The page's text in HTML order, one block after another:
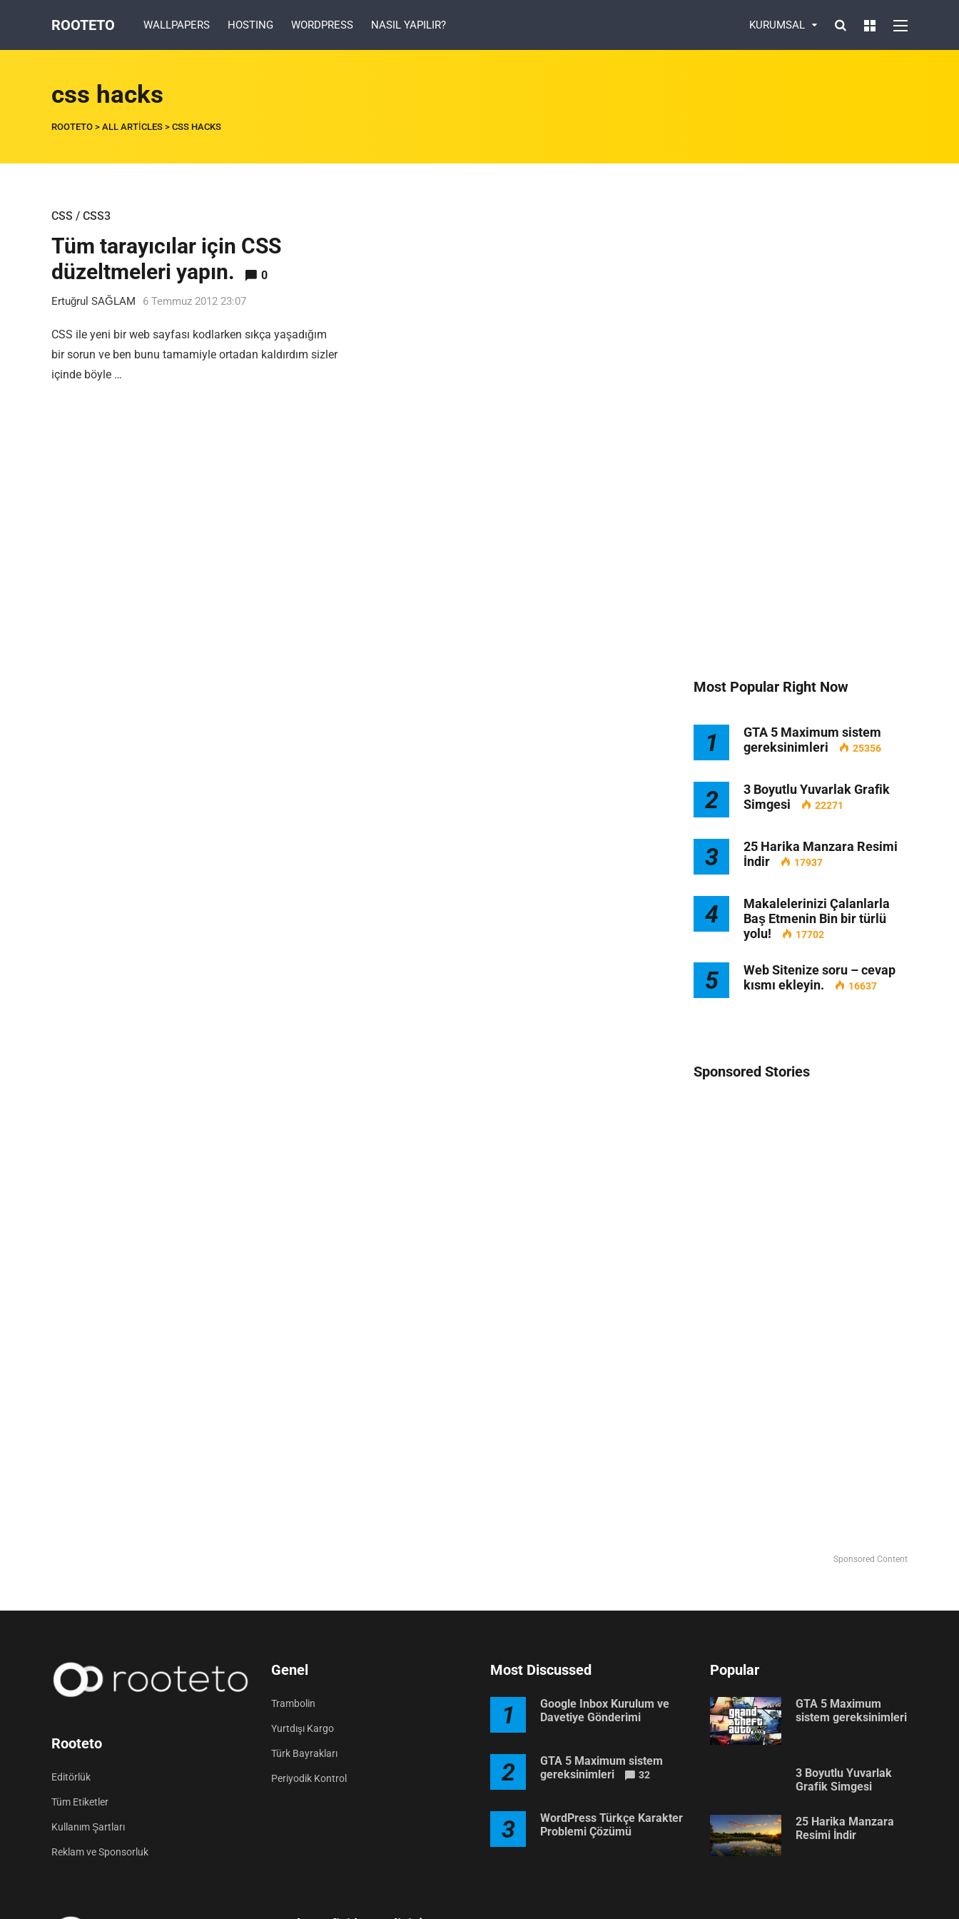
ROOTETO WALLPAPERS HOSTING WORDPRESS NASIL YAPILIR? KURUMSAL
css hacks
ROOTETO > ALL ARTICLES > CSS HACKS
CSS / CSS3
Tüm tarayıcılar için CSS
düzeltmeleri yapın.
0
Ertuğrul SAĞLAM 6 Temmuz 2012 23:07
CSS ile yeni bir web sayfası kodlarken sıkça yaşadığım
bir sorun ve ben bunu tamamiyle ortadan kaldırdım sizler
içinde böyle …
Most Popular Right Now
1
GTA 5 Maximum sistem
gereksinimleri
25356
2
3 Boyutlu Yuvarlak Grafik
Simgesi
22271
3
25 Harika Manzara Resimi
İndir
17937
4
Makalelerinizi Çalanlarla
Baş Etmenin Bin bir türlü
yolu!
17702
5
Web Sitenize soru – cevap
kısmı ekleyin.
16637
Sponsored Stories
Sponsored Content
Rooteto
Editörlük
Tüm Etiketler
Kullanım Şartları
Reklam ve Sponsorluk
Genel
Trambolin
Yurtdışı Kargo
Türk Bayrakları
Periyodik Kontrol
Most Discussed
1
Google Inbox Kurulum ve
Davetiye Gönderimi
2
GTA 5 Maximum sistem
gereksinimleri
32
3
WordPress Türkçe Karakter
Problemi Çözümü
Popular
GTA 5 Maximum
sistem gereksinimleri
3 Boyutlu Yuvarlak
Grafik Simgesi
25 Harika Manzara
Resimi İndir